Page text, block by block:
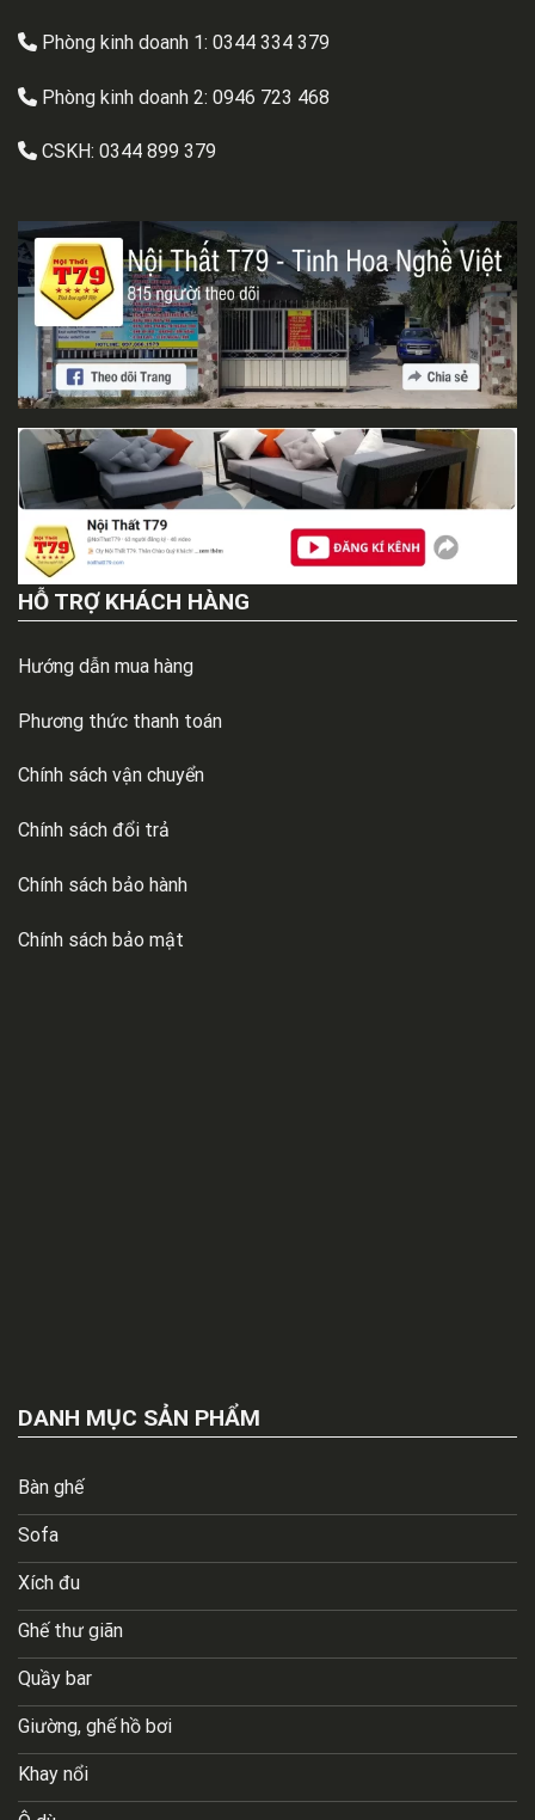
Phòng kinh doanh 1: 0344 334 379
Phòng kinh doanh 2: 0946 723 468
CSKH: 0344 899 379
HỖ TRỢ KHÁCH HÀNG
Hướng dẫn mua hàng
Phương thức thanh toán
Chính sách vận chuyển
Chính sách đổi trả
Chính sách bảo hành
Chính sách bảo mật
DANH MỤC SẢN PHẨM
Bàn ghế
Sofa
Xích đu
Ghế thư giãn
Quầy bar
Giường, ghế hồ bơi
Khay nổi